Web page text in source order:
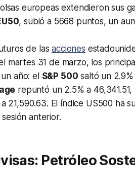
europeas extendieron sus
, subió a 5668 puntos, un
de lasacciones
martes 31 de marzo, los
año: el S&P 500 saltó un
repuntó un 2.5% a 46,341.51,
21,590.63. El índice US500 ha
anterior.
Petróleo